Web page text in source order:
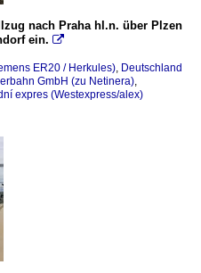
nach Praha hl.n. über Plzen
ein. 
ER20 / Herkules), Deutschland
GmbH (zu Netinera),
expres (Westexpress/alex)